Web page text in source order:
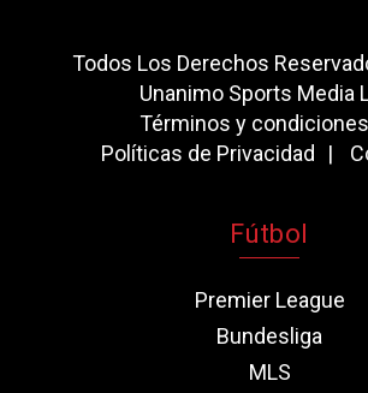
Todos Los Derechos
Unanimo Sports Media
Términos y condiciones
Políticas de Privacidad
Fútbol
Premier League
Bundesliga
MLS